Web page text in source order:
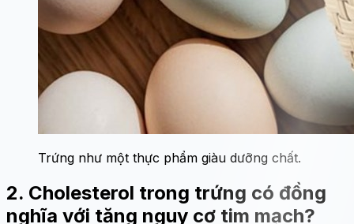
Trứng như một thực phẩm giàu dưỡng chất.
2. Cholesterol trong trứng có đồng
nghĩa với tăng nguy cơ tim mạch?